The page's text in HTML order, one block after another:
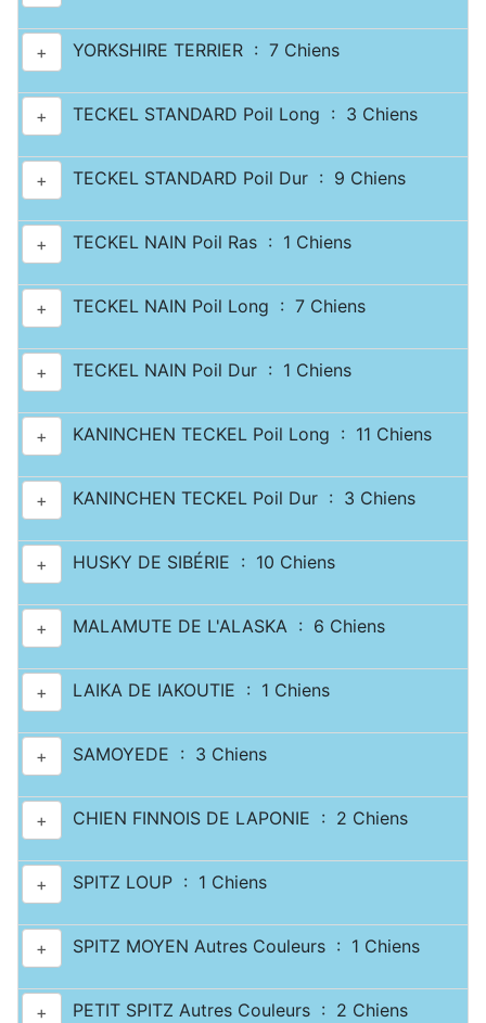
+ YORKSHIRE TERRIER : 7 Chiens
+ TECKEL STANDARD Poil Long : 3 Chiens
+ TECKEL STANDARD Poil Dur : 9 Chiens
+ TECKEL NAIN Poil Ras : 1 Chiens
+ TECKEL NAIN Poil Long : 7 Chiens
+ TECKEL NAIN Poil Dur : 1 Chiens
+ KANINCHEN TECKEL Poil Long : 11 Chiens
+ KANINCHEN TECKEL Poil Dur : 3 Chiens
+ HUSKY DE SIBÉRIE : 10 Chiens
+ MALAMUTE DE L'ALASKA : 6 Chiens
+ LAIKA DE IAKOUTIE : 1 Chiens
+ SAMOYEDE : 3 Chiens
+ CHIEN FINNOIS DE LAPONIE : 2 Chiens
+ SPITZ LOUP : 1 Chiens
+ SPITZ MOYEN Autres Couleurs : 1 Chiens
+ PETIT SPITZ Autres Couleurs : 2 Chiens